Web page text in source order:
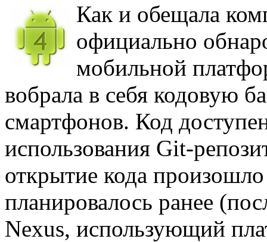
Как и обещала
официально
мобильной
вобрала в себя кодовую
смартфонов. Код
использования Git-
открытие кода
планировалось ранее
Nexus, использующий